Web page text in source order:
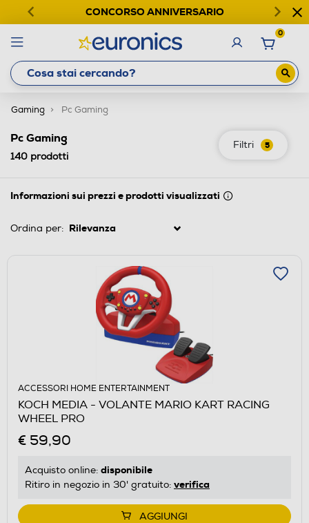
CONCORSO ANNIVERSARIO
0
Gaming Pc Gaming
Filtri 5
Pc Gaming
140 prodotti
Informazioni sui prezzi e prodotti visualizzati
Ordina per:
ACCESSORI HOME ENTERTAINMENT
KOCH MEDIA - VOLANTE MARIO KART RACING
WHEEL PRO
€ 59,90
Acquisto online: disponibile
Ritiro in negozio in 30' gratuito: verifica
AGGIUNGI